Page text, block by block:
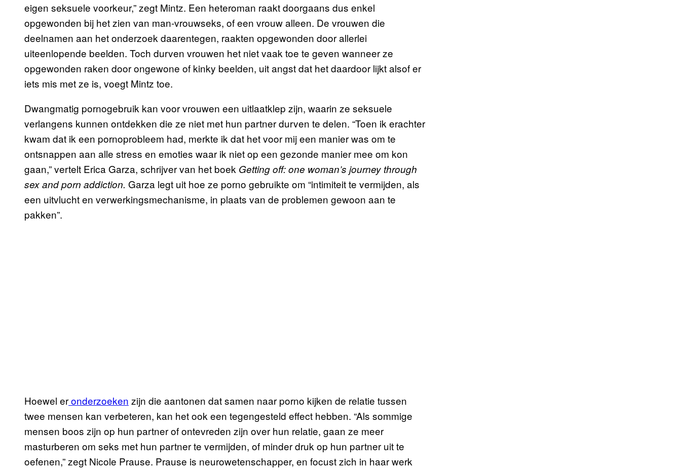
eigen seksuele voorkeur,” zegt Mintz. Een heteroman raakt doorgaans dus enkel
opgewonden bij het zien van man-vrouwseks, of een vrouw alleen. De vrouwen die
deelnamen aan het onderzoek daarentegen, raakten opgewonden door allerlei
uiteenlopende beelden. Toch durven vrouwen het niet vaak toe te geven wanneer ze
opgewonden raken door ongewone of kinky beelden, uit angst dat het daardoor lijkt alsof er
iets mis met ze is, voegt Mintz toe.
Dwangmatig pornogebruik kan voor vrouwen een uitlaatklep zijn, waarin ze seksuele
verlangens kunnen ontdekken die ze niet met hun partner durven te delen. “Toen ik erachter
kwam dat ik een pornoprobleem had, merkte ik dat het voor mij een manier was om te
ontsnappen aan alle stress en emoties waar ik niet op een gezonde manier mee om kon
gaan,” vertelt Erica Garza, schrijver van het boek Getting off: one woman’s journey through
sex and porn addiction. Garza legt uit hoe ze porno gebruikte om “intimiteit te vermijden, als
een uitvlucht en verwerkingsmechanisme, in plaats van de problemen gewoon aan te
pakken”.
Hoewel eronderzoeken zijn die aantonen dat samen naar porno kijken de relatie tussen
twee mensen kan verbeteren, kan het ook een tegengesteld effect hebben. “Als sommige
mensen boos zijn op hun partner of ontevreden zijn over hun relatie, gaan ze meer
masturberen om seks met hun partner te vermijden, of minder druk op hun partner uit te
oefenen,” zegt Nicole Prause. Prause is neurowetenschapper, en focust zich in haar werk